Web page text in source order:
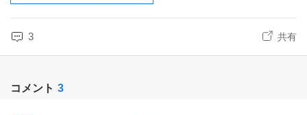
3 共有
コメント 3